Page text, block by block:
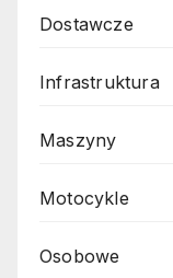
Dostawcze
Infrastruktura
Maszyny
Motocykle
Osobowe